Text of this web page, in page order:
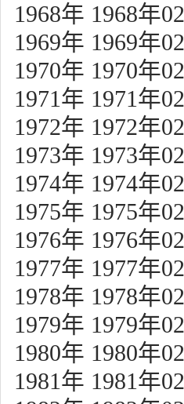
1968年 1968年
1969年 1969年
1970年 1970年
1971年 1971年
1972年 1972年
1973年 1973年
1974年 1974年
1975年 1975年
1976年 1976年
1977年 1977年
1978年 1978年
1979年 1979年
1980年 1980年
1981年 1981年